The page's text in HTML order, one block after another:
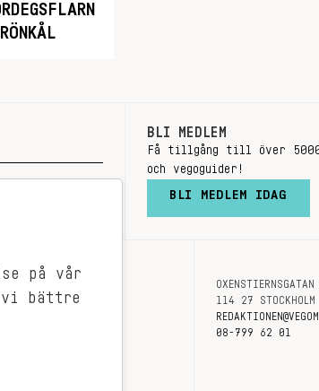
BLI MEDLEM
Få tillgång till över
och vegoguider!
BLI MEDLEM IDAG
114 27 STOCKHOLM
08-799 62 01
på vår
vi bättre